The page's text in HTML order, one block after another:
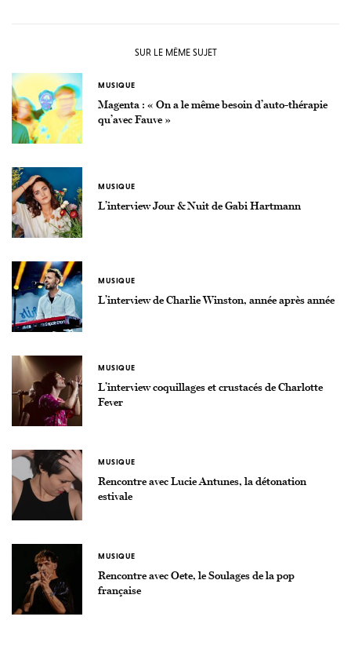
SUR LE MÊME SUJET
MUSIQUE
Magenta : « On a le même besoin d’auto-thérapie
qu’avec Fauve »
MUSIQUE
L’interview Jour & Nuit de Gabi Hartmann
MUSIQUE
L’interview de Charlie Winston, année après année
MUSIQUE
L’interview coquillages et crustacés de Charlotte
Fever
MUSIQUE
Rencontre avec Lucie Antunes, la détonation
estivale
MUSIQUE
Rencontre avec Oete, le Soulages de la pop
française